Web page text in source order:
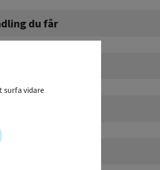
du får
surfa vidare